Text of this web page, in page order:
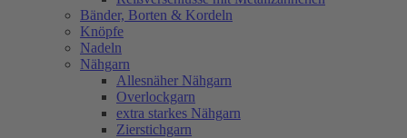
Bänder, Borten & Kordeln
Knöpfe
Nadeln
Nähgarn
Allesnäher Nähgarn
Overlockgarn
extra starkes Nähgarn
Zierstichgarn